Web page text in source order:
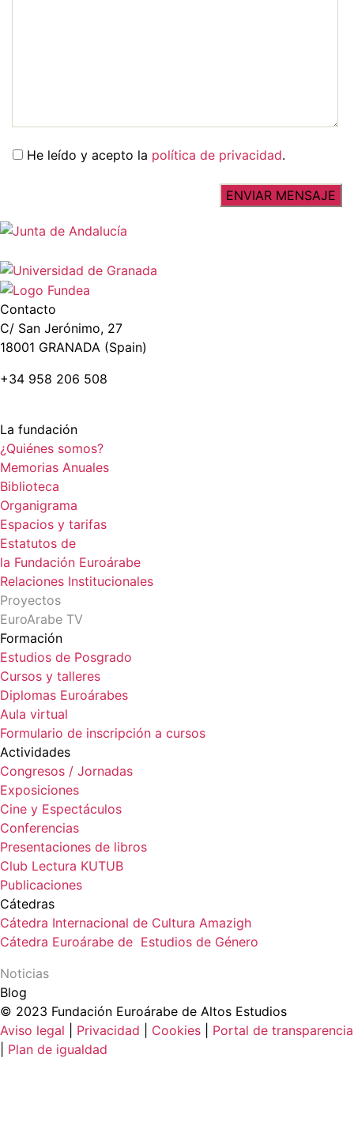
He leído y acepto la política de privacidad.
Contacto
C/ San Jerónimo, 27
18001 GRANADA (Spain)
+34 958 206 508
La fundación
¿Quiénes somos?
Memorias Anuales
Biblioteca
Organigrama
Espacios y tarifas
Estatutos de
la Fundación Euroárabe
Relaciones Institucionales
Proyectos
EuroArabe TV
Formación
Estudios de Posgrado
Cursos y talleres
Diplomas Euroárabes
Aula virtual
Formulario de inscripción a cursos
Actividades
Congresos / Jornadas
Exposiciones
Cine y Espectáculos
Conferencias
Presentaciones de libros
Club Lectura KUTUB
Publicaciones
Cátedras
Cátedra Internacional de Cultura Amazigh
Cátedra Euroárabe de Estudios de Género
Noticias
Blog
© 2023 Fundación Euroárabe de Altos Estudios
Aviso legal
Privacidad Cookies
Portal de transparencia
Plan de igualdad